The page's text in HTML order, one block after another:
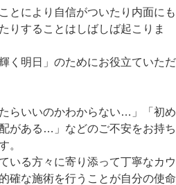
とにより自信がついたり内面にも
りすることはしばしば起こりま
く明日」のためにお役立ていただ
らいいのかわからない…」「初め
がある…」などのご不安をお持ち
。
いる方々に寄り添って丁寧なカウ
確な施術を行うことが自分の使命